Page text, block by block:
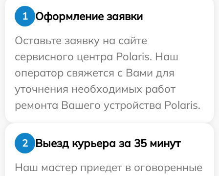
1
Оформление заявки
Оставьте заявку на сайте
сервисного центра Polaris. Наш
оператор свяжется с Вами для
уточнения необходимых работ
ремонта Вашего устройства Polaris.
2
Выезд курьера за 35 минут
Наш мастер приедет в оговоренные